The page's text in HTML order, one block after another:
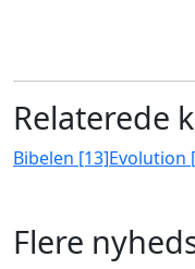
Relaterede
Bibelen [13]Evolution
Flere